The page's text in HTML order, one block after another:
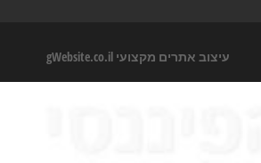
עיצוב אתרים מקצועי